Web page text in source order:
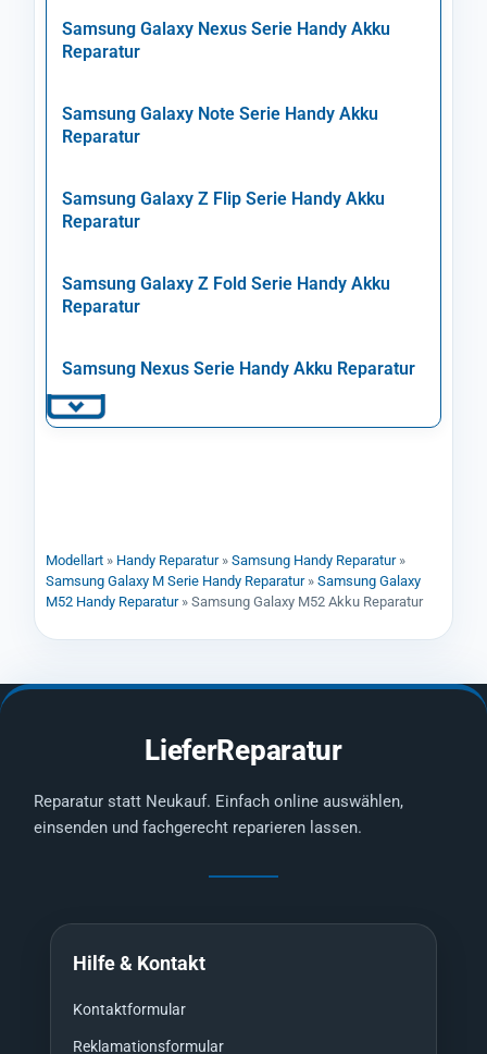
Samsung Galaxy Nexus Serie Handy Akku
Reparatur
Samsung Galaxy Note Serie Handy Akku
Reparatur
Samsung Galaxy Z Flip Serie Handy Akku
Reparatur
Samsung Galaxy Z Fold Serie Handy Akku
Reparatur
Samsung Nexus Serie Handy Akku Reparatur
Modellart » Handy Reparatur» Samsung Handy Reparatur»
Samsung Galaxy M Serie Handy Reparatur» Samsung Galaxy
M52 Handy Reparatur» Samsung Galaxy M52 Akku Reparatur
LieferReparatur
Reparatur statt Neukauf. Einfach online auswählen,
einsenden und fachgerecht reparieren lassen.
Hilfe & Kontakt
Kontaktformular
Reklamationsformular